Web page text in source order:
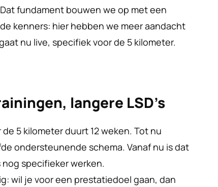
fundament bouwen we op met een
kenners: hier hebben we meer aandacht
nu live, specifiek voor de 5 kilometer.
langere LSD’s
5 kilometer duurt 12 weken. Tot nu
ondersteunende schema. Vanaf nu is dat
specifieker werken.
wil je voor een prestatiedoel gaan, dan